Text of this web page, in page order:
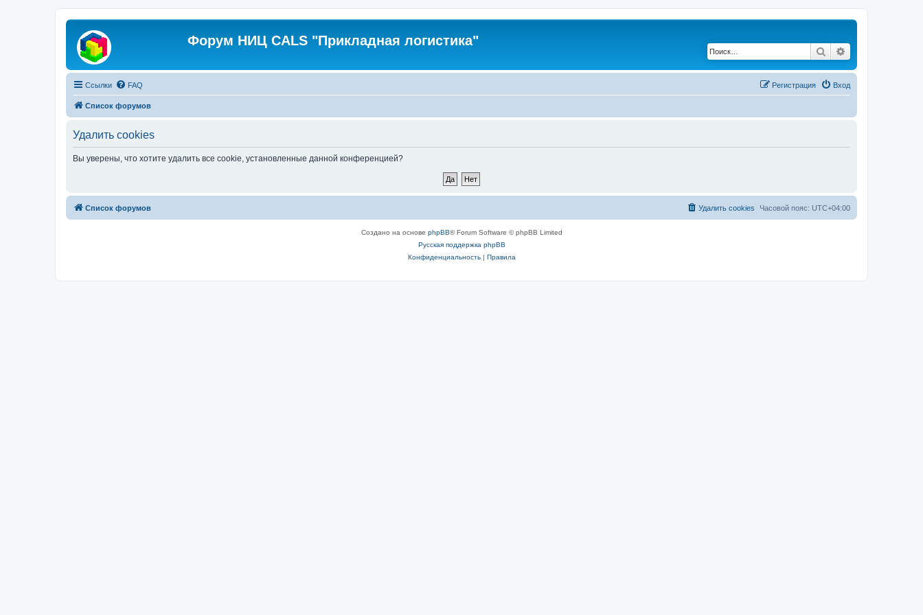
Форум НИЦ CALS "Прикладная логистика"
Поиск
Ссылки FAQ Вход
Регистрация
Список форумов
Удалить cookies
Вы уверены, что хотите удалить все cookie, установленные данной конференцией?
Список форумов Часовой пояс: UTC+04:00
Удалить cookies
Создано на основе phpBB® Forum Software © phpBB Limited
Русская поддержка phpBB
Конфиденциальность| Правила